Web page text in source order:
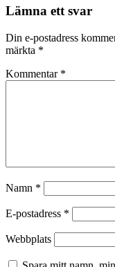
Lämna ett svar
Din e-postadress
märkta *
Kommentar *
Namn *
E-postadress *
Webbplats